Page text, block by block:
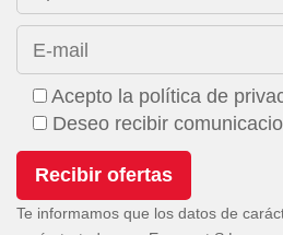
E-mail
Acepto la política de
Deseo recibir
Te informamos que los datos de